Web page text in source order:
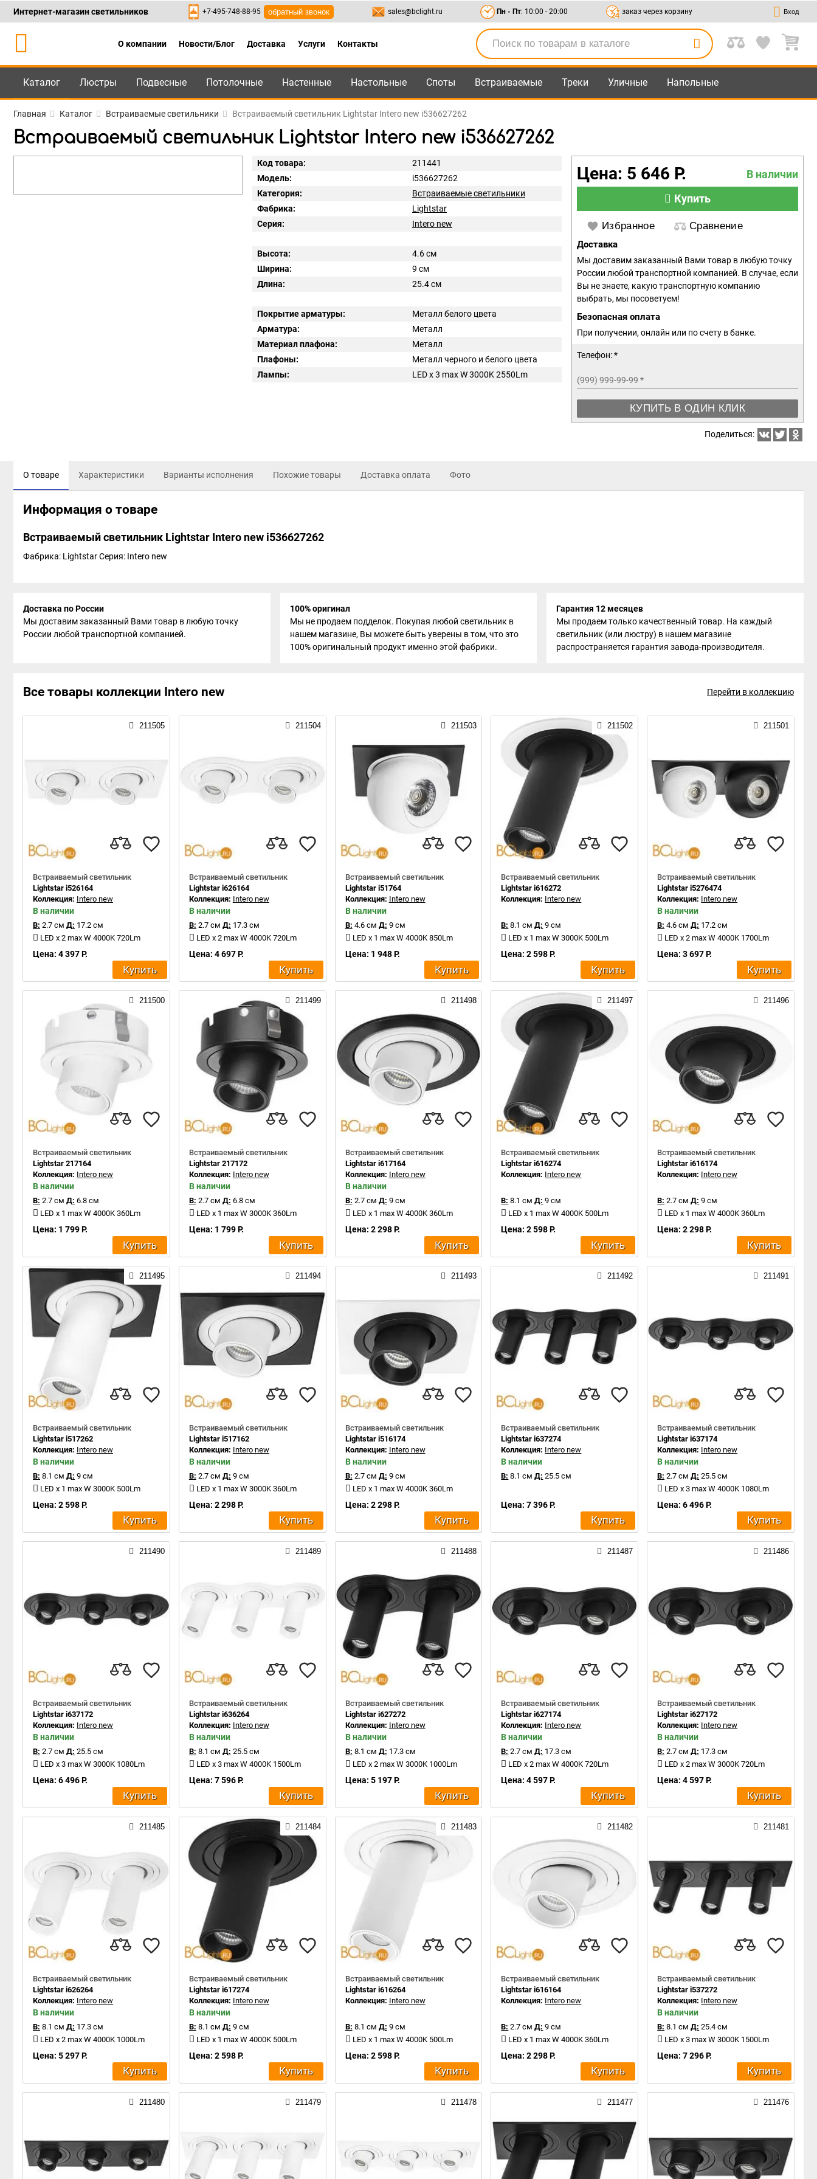
Каталог +7-495-748-88-95 ,8-800-550-95-45 sales@bclight.ru
Интернет-магазин светильников +7-495-748-88-95 обратный звонок sales@bclight.ru Пн - Пт: 10:00 - 20:00 заказ через корзину Вход
О компании Новости/Блог Доставка Услуги Контакты
Каталог Люстры Подвесные Потолочные Настенные Настольные Споты Встраиваемые Треки Уличные Напольные
Главная Каталог Встраиваемые светильники Встраиваемый светильник Lightstar Intero new i536627262
Встраиваемый светильник Lightstar Intero new i536627262
Код товара:
211441
Модель:
i536627262
Категория:
Встраиваемые светильники
Фабрика:
Lightstar
Серия:
Intero new
Высота:
4.6 см
Ширина:
9 см
Длина:
25.4 см
Покрытие арматуры:
Металл белого цвета
Арматура:
Металл
Материал плафона:
Металл
Плафоны:
Металл черного и белого цвета
Лампы:
LED x 3 max W 3000K 2550Lm
Цена: 5 646 Р.
В наличии
Купить
Избранное Сравнение
Доставка
Мы доставим заказанный Вами товар в любую точку
России любой транспортной компанией. В случае, если
Вы не знаете, какую транспортную компанию
выбрать, мы посоветуем!
Безопасная оплата
При получении, онлайн или по счету в банке.
Телефон: *
(999) 999-99-99 *
КУПИТЬ В ОДИН КЛИК
Поделиться:
О товаре Характеристики Варианты исполнения Похожие товары Доставка оплата Фото
Информация о товаре
Встраиваемый светильник Lightstar Intero new i536627262
Фабрика: LightstarСерия: Intero new
Доставка по России
Мы доставим заказанный Вами товар в любую точку
России любой транспортной компанией.
100% оригинал
Мы не продаем подделок. Покупая любой светильник в
нашем магазине, Вы можете быть уверены в том, что это
100% оригинальный продукт именно этой фабрики.
Гарантия 12 месяцев
Мы продаем только качественный товар. На каждый
светильник (или люстру) в нашем магазине
распространяется гарантия завода-производителя.
Все товары коллекции Intero new Перейти в коллекцию
211505
Встраиваемый светильник
Lightstar i526164
Коллекция: Intero new
В наличии
В: 2.7 см Д: 17.2 см
LED x 2 max W 4000K 720Lm
Цена: 4 397 Р.
Купить
211504
Встраиваемый светильник
Lightstar i626164
Коллекция: Intero new
В наличии
В: 2.7 см Д: 17.3 см
LED x 2 max W 4000K 720Lm
Цена: 4 697 Р.
Купить
211503
Встраиваемый светильник
Lightstar i51764
Коллекция: Intero new
В наличии
В: 4.6 см Д: 9 см
LED x 1 max W 4000K 850Lm
Цена: 1 948 Р.
Купить
211502
Встраиваемый светильник
Lightstar i616272
Коллекция: Intero new
В: 8.1 см Д: 9 см
LED x 1 max W 3000K 500Lm
Цена: 2 598 Р.
Купить
211501
Встраиваемый светильник
Lightstar i5276474
Коллекция: Intero new
В наличии
В: 4.6 см Д: 17.2 см
LED x 2 max W 4000K 1700Lm
Цена: 3 697 Р.
Купить
211500
Встраиваемый светильник
Lightstar 217164
Коллекция: Intero new
В наличии
В: 2.7 см Д: 6.8 см
LED x 1 max W 4000K 360Lm
Цена: 1 799 Р.
Купить
211499
Встраиваемый светильник
Lightstar 217172
Коллекция: Intero new
В наличии
В: 2.7 см Д: 6.8 см
LED x 1 max W 3000K 360Lm
Цена: 1 799 Р.
Купить
211498
Встраиваемый светильник
Lightstar i617164
Коллекция: Intero new
В наличии
В: 2.7 см Д: 9 см
LED x 1 max W 4000K 360Lm
Цена: 2 298 Р.
Купить
211497
Встраиваемый светильник
Lightstar i616274
Коллекция: Intero new
В: 8.1 см Д: 9 см
LED x 1 max W 4000K 500Lm
Цена: 2 598 Р.
Купить
211496
Встраиваемый светильник
Lightstar i616174
Коллекция: Intero new
В: 2.7 см Д: 9 см
LED x 1 max W 4000K 360Lm
Цена: 2 298 Р.
Купить
211495
Встраиваемый светильник
Lightstar i517262
Коллекция: Intero new
В наличии
В: 8.1 см Д: 9 см
LED x 1 max W 3000K 500Lm
Цена: 2 598 Р.
Купить
211494
Встраиваемый светильник
Lightstar i517162
Коллекция: Intero new
В наличии
В: 2.7 см Д: 9 см
LED x 1 max W 3000K 360Lm
Цена: 2 298 Р.
Купить
211493
Встраиваемый светильник
Lightstar i516174
Коллекция: Intero new
В наличии
В: 2.7 см Д: 9 см
LED x 1 max W 4000K 360Lm
Цена: 2 298 Р.
Купить
211492
Встраиваемый светильник
Lightstar i637274
Коллекция: Intero new
В наличии
В: 8.1 см Д: 25.5 см
Цена: 7 396 Р.
Купить
211491
Встраиваемый светильник
Lightstar i637174
Коллекция: Intero new
В наличии
В: 2.7 см Д: 25.5 см
LED x 3 max W 4000K 1080Lm
Цена: 6 496 Р.
Купить
211490
Встраиваемый светильник
Lightstar i637172
Коллекция: Intero new
В наличии
В: 2.7 см Д: 25.5 см
LED x 3 max W 3000K 1080Lm
Цена: 6 496 Р.
Купить
211489
Встраиваемый светильник
Lightstar i636264
Коллекция: Intero new
В наличии
В: 8.1 см Д: 25.5 см
LED x 3 max W 4000K 1500Lm
Цена: 7 596 Р.
Купить
211488
Встраиваемый светильник
Lightstar i627272
Коллекция: Intero new
В наличии
В: 8.1 см Д: 17.3 см
LED x 2 max W 3000K 1000Lm
Цена: 5 197 Р.
Купить
211487
Встраиваемый светильник
Lightstar i627174
Коллекция: Intero new
В наличии
В: 2.7 см Д: 17.3 см
LED x 2 max W 4000K 720Lm
Цена: 4 597 Р.
Купить
211486
Встраиваемый светильник
Lightstar i627172
Коллекция: Intero new
В наличии
В: 2.7 см Д: 17.3 см
LED x 2 max W 3000K 720Lm
Цена: 4 597 Р.
Купить
211485
Встраиваемый светильник
Lightstar i626264
Коллекция: Intero new
В наличии
В: 8.1 см Д: 17.3 см
LED x 2 max W 4000K 1000Lm
Цена: 5 297 Р.
Купить
211484
Встраиваемый светильник
Lightstar i617274
Коллекция: Intero new
В наличии
В: 8.1 см Д: 9 см
LED x 1 max W 4000K 500Lm
Цена: 2 598 Р.
Купить
211483
Встраиваемый светильник
Lightstar i616264
Коллекция: Intero new
В: 8.1 см Д: 9 см
LED x 1 max W 4000K 500Lm
Цена: 2 598 Р.
Купить
211482
Встраиваемый светильник
Lightstar i616164
Коллекция: Intero new
В: 2.7 см Д: 9 см
LED x 1 max W 4000K 360Lm
Цена: 2 298 Р.
Купить
211481
Встраиваемый светильник
Lightstar i537272
Коллекция: Intero new
В наличии
В: 8.1 см Д: 25.4 см
LED x 3 max W 3000K 1500Lm
Цена: 7 296 Р.
Купить
211480 211479 211478 211477 211476